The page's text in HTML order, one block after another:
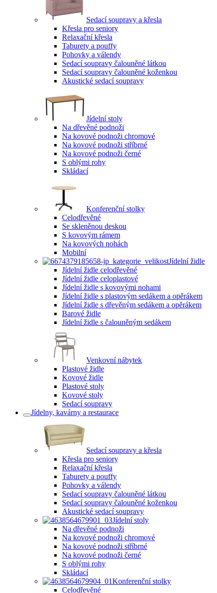
Sedací soupravy a křesla
Křesla pro seniory
Relaxační křesla
Taburety a pouffy
Pohovky a válendy
Sedací soupravy čalouněné látkou
Sedací soupravy čalouněné koženkou
Akustické sedací soupravy
Jídelní stoly
Na dřevěné podnoži
Na kovové podnoži chromové
Na kovové podnoži stříbrné
Na kovové podnoži černé
S oblými rohy
Skládací
Konferenční stolky
Celodřevěné
Se skleněnou deskou
S kovovým rámem
Na kovových nohách
Mobilní
Jídelní židle
Jídelní židle celodřevěné
Jídelní židle celoplastové
Jídelní židle s kovovými nohami
Jídelní židle s plastovým sedákem a opěrákem
Jídelní židle s dřevěným sedákem a opěrákem
Barové židle
Jídelní židle s čalouněným sedákem
Venkovní nábytek
Plastové židle
Kovové židle
Plastové stoly
Kovové stoly
Sedací soupravy
Jídelny, kavárny a restaurace
Sedací soupravy a křesla
Křesla pro seniory
Relaxační křesla
Taburety a pouffy
Pohovky a válendy
Sedací soupravy čalouněné látkou
Sedací soupravy čalouněné koženkou
Akustické sedací soupravy
Jídelní stoly
Na dřevěné podnoži
Na kovové podnoži chromové
Na kovové podnoži stříbrné
Na kovové podnoži černé
S oblými rohy
Skládací
Konferenční stolky
Celodřevěné